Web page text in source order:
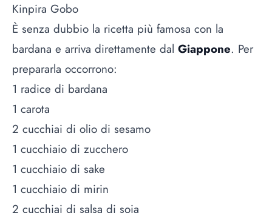
Kinpira Gobo
È senza dubbio la ricetta più famosa con la
bardana e arriva direttamente dal Giappone. Per
prepararla occorrono:
1 radice di bardana
1 carota
2 cucchiai di olio di sesamo
1 cucchiaio di zucchero
1 cucchiaio di sake
1 cucchiaio di mirin
2 cucchiai di salsa di soia